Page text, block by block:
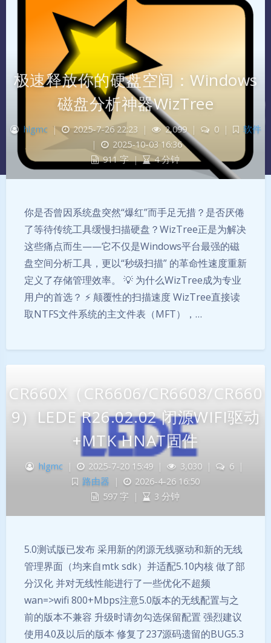
极速释放你的硬盘空间：Windows
磁盘分析神器WizTree
hlgmc | 2025-7-26 22:23 | 2,099 | 0 |
软件
|
2025-10-03 16:36
911 字 | 4 分钟
你是否曾因系统盘突然“爆红”而手足无措？是否厌倦
了等待传统工具缓慢扫描硬盘？WizTree正是为解决
这些痛点而生——它不仅是Windows平台最强的磁
盘空间分析工具，更以“秒级扫描” 的革命性速度重新
定义了存储管理效率。 💡 为什么WizTree成为专业
用户的首选？ ⚡ 颠覆性的扫描速度 WizTree直接读
取NTFS文件系统的主文件表（MFT），…
CR660X（CR6606/CR6608/CR660
9）LEDE R26.02.02 闭源WIFI驱动
+MTK HNAT固件
hlgmc | 2025-7-20 15:49 | 3,030 | 6 |
路由器
|
2026-4-26 16:50
597 字
| 3 分钟
5.0测试版已发布 采用新的闭源无线驱动和新的无线
管理界面（均来自mtk sdk）并适配5.10内核 做了部
分汉化 并对无线性能进行了一些优化不超频
wan=>wifi 800+Mbps注意5.0版本的无线配置与之
前的版本不兼容 升级时请勿勾选保留配置 强烈建议
使用4.0及以后的版本 修复了237源码遗留的BUG5.3